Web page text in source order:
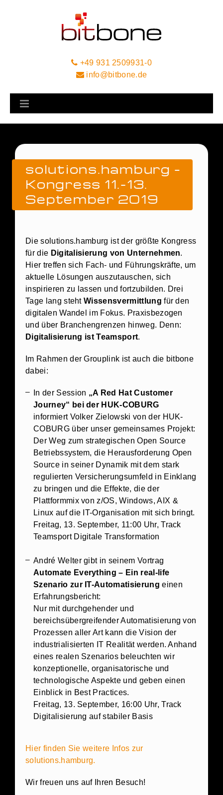
+49 931 2509931-0
info@bitbone.de
solutions.hamburg –
Kongress 11.-13.
September 2019
Die solutions.hamburg ist der größte Kongress
für die Digitalisierung von Unternehmen.
Hier treffen sich Fach- und Führungskräfte, um
aktuelle Lösungen auszutauschen, sich
inspirieren zu lassen und fortzubilden. Drei
Tage lang stehtWissensvermittlungfür den
digitalen Wandel im Fokus. Praxisbezogen
und über Branchengrenzen hinweg. Denn:
Digitalisierung ist Teamsport.
Im Rahmen der Grouplink ist auch die bitbone
dabei:
In der Session „A Red Hat Customer
Journey“ bei der HUK-COBURG
informiert Volker Zielowski von der HUK-
COBURG über unser gemeinsames Projekt:
Der Weg zum strategischen Open Source
Betriebssystem, die Herausforderung Open
Source in seiner Dynamik mit dem stark
regulierten Versicherungsumfeld in Einklang
zu bringen und die Effekte, die der
Plattformmix von z/OS, Windows, AIX &
Linux auf die IT-Organisation mit sich bringt.
Freitag, 13. September, 11:00 Uhr, Track
Teamsport Digitale Transformation
André Welter gibt in seinem Vortrag
Automate Everything – Ein real-life
Szenario zur IT-Automatisierungeinen
Erfahrungsbericht:
Nur mit durchgehender und
bereichsübergreifender Automatisierung von
Prozessen aller Art kann die Vision der
industrialisierten IT Realität werden. Anhand
eines realen Szenarios beleuchten wir
konzeptionelle, organisatorische und
technologische Aspekte und geben einen
Einblick in Best Practices.
Freitag, 13. September, 16:00 Uhr, Track
Digitalisierung auf stabiler Basis
Hier finden Sie weitere Infos zur
solutions.hamburg.
Wir freuen uns auf Ihren Besuch!